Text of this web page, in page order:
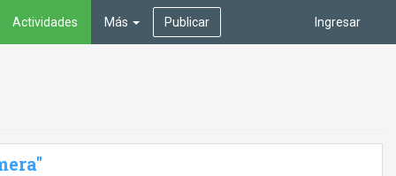
Ingresar
Actividades Más Publicar